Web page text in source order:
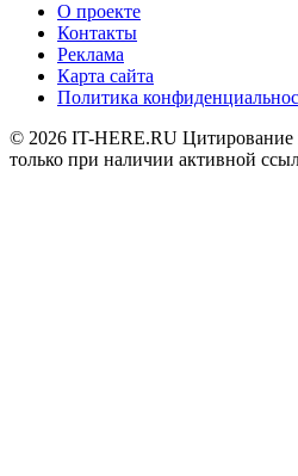
О проекте
Контакты
Реклама
Карта сайта
Политика
© 2026 IT-HERE.RU Цитирование
только при наличии активной